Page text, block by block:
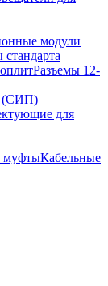
модули
Разъемы 12-
(СИП)
для
муфтыКабельные